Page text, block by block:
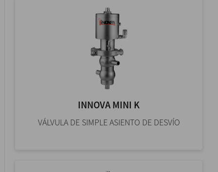
INNOVA MINI K
VÁLVULA DE SIMPLE ASIENTO DE DESVÍO